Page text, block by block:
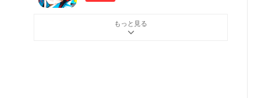
もっと見る